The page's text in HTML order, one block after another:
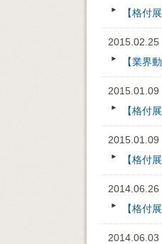
【格付
2015.02.25
【業界
2015.01.09
【格付
2015.01.09
【格付
2014.06.26
【格付
2014.06.03